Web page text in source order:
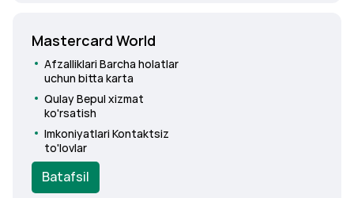
Mastercard World
Afzalliklari Barcha holatlar
uchun bitta karta
QulayBepul xizmat
ko'rsatish
Imkoniyatlari Kontaktsiz
to'lovlar
Batafsil